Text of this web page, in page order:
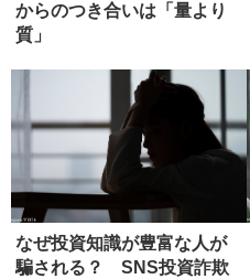
からのつき合いは「量より
質」
なぜ投資知識が豊富な人が
騙される？ SNS投資詐欺